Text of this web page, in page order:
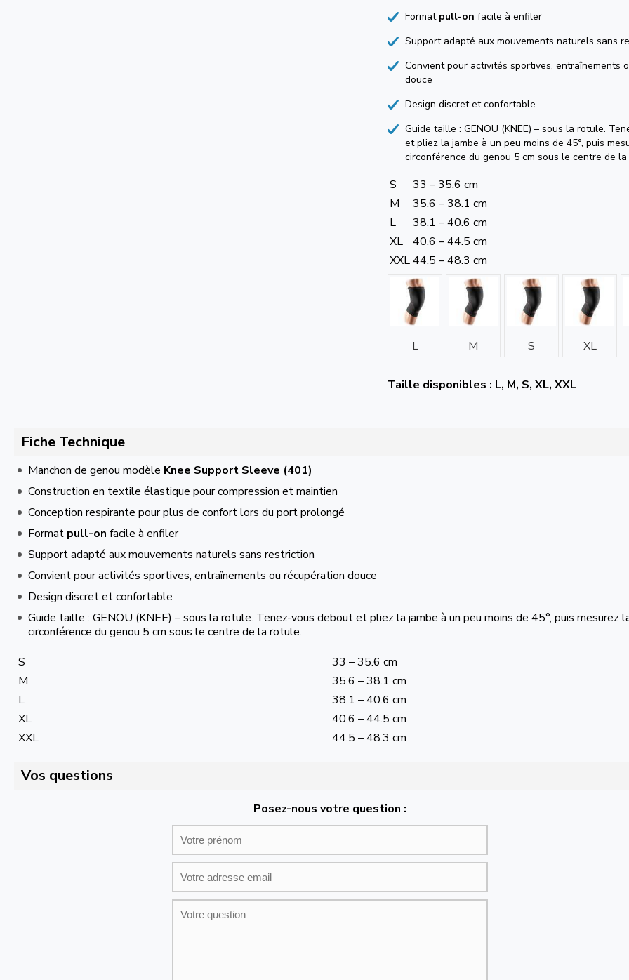
Format pull-on facile à enfiler
Support adapté aux mouvements naturels sans
Convient pour activités sportives, entraînements
douce
Design discret et confortable
Guide taille : GENOU (KNEE) – sous la rotule.
et pliez la jambe à un peu moins de 45°, puis
circonférence du genou 5 cm sous le centre de
S
33 – 35.6 cm
M
35.6 – 38.1 cm
L
38.1 – 40.6 cm
XL
40.6 – 44.5 cm
XXL44.5 – 48.3 cm
L M S XL
Taille disponibles : L, M, S, XL, XXL
Fiche Technique
Manchon de genou modèle Knee Support Sleeve (401)
Construction en textile élastique pour compression et maintien
Conception respirante pour plus de confort lors du port prolongé
Format pull-on facile à enfiler
Support adapté aux mouvements naturels sans restriction
Convient pour activités sportives, entraînements ou récupération douce
Design discret et confortable
Guide taille : GENOU (KNEE) – sous la rotule. Tenez-vous debout et pliez la jambe à un peu moins de 45°, puis mesurez
circonférence du genou 5 cm sous le centre de la rotule.
S
33 – 35.6 cm
M
35.6 – 38.1 cm
L
38.1 – 40.6 cm
XL
40.6 – 44.5 cm
XXL
44.5 – 48.3 cm
Vos questions
Posez-nous votre question :